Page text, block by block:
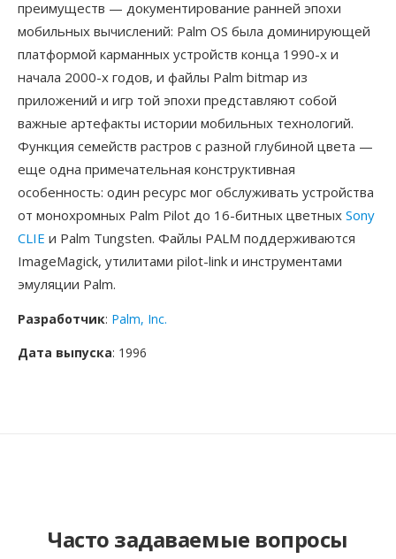
преимуществ — документирование ранней эпохи
мобильных вычислений: Palm OS была доминирующей
платформой карманных устройств конца 1990-х и
начала 2000-х годов, и файлы Palm bitmap из
приложений и игр той эпохи представляют собой
важные артефакты истории мобильных технологий.
Функция семейств растров с разной глубиной цвета —
еще одна примечательная конструктивная
особенность: один ресурс мог обслуживать устройства
от монохромных Palm Pilot до 16-битных цветных Sony
CLIE и Palm Tungsten. Файлы PALM поддерживаются
ImageMagick, утилитами pilot-link и инструментами
эмуляции Palm.
Разработчик: Palm, Inc.
Дата выпуска: 1996
Часто задаваемые вопросы